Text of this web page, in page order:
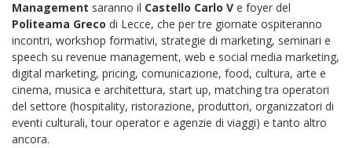
Management saranno il Castello Carlo V e foyer del
Politeama Greco di Lecce, che per tre giornate ospiteranno
incontri, workshop formativi, strategie di marketing, seminari e
speech su revenue management, web e social media marketing,
digital marketing, pricing, comunicazione, food, cultura, arte e
cinema, musica e architettura, start up, matching tra operatori
del settore (hospitality, ristorazione, produttori, organizzatori di
eventi culturali, tour operator e agenzie di viaggi) e tanto altro
ancora.